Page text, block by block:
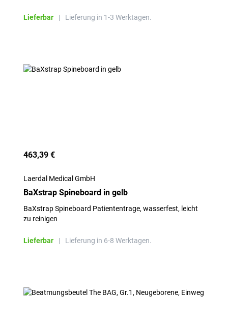
Lieferbar | Lieferung in 1-3 Werktagen.
463,39 €
Laerdal Medical GmbH
BaXstrap Spineboard in gelb
BaXstrap Spineboard Patiententrage, wasserfest, leicht
zu reinigen
Lieferbar | Lieferung in 6-8 Werktagen.